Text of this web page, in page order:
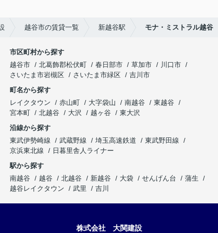
越谷市の賃貸一覧 新越谷駅 モナ・ミストラル越谷
市区町村から探す
越谷市
北葛飾郡松伏町 春日部市 草加市
川口市
さいたま市岩槻区
さいたま市緑区
吉川市
町名から探す
レイクタウン
赤山町 大字袋山 南越谷
東越谷
宮本町
北越谷 大沢 越ヶ谷
東大沢
沿線から探す
東武伊勢崎線
武蔵野線 埼玉高速鉄道
東武野田線
京浜東北線
日暮里舎人ライナー
駅から探す
南越谷
越谷 北越谷 新越谷 大袋 せんげん台
蒲生
越谷レイクタウン
武里 吉川
株式会社 大関建設